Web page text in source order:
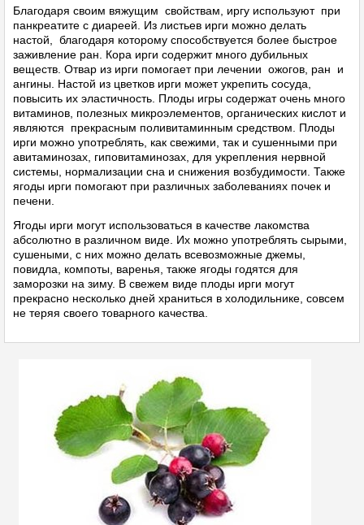
Благодаря своим вяжущим свойствам, иргу используют при
панкреатите с диареей. Из листьев ирги можно делать
настой, благодаря которому способствуется более быстрое
заживление ран. Кора ирги содержит много дубильных
веществ. Отвар из ирги помогает при лечении ожогов, ран и
ангины. Настой из цветков ирги может укрепить сосуда,
повысить их эластичность. Плоды игры содержат очень много
витаминов, полезных микроэлементов, органических кислот и
являются прекрасным поливитаминным средством. Плоды
ирги можно употреблять, как свежими, так и сушенными при
авитаминозах, гиповитаминозах, для укрепления нервной
системы, нормализации сна и снижения возбудимости. Также
ягоды ирги помогают при различных заболеваниях почек и
печени.
Ягоды ирги могут использоваться в качестве лакомства
абсолютно в различном виде. Их можно употреблять сырыми,
сушеными, с них можно делать всевозможные джемы,
повидла, компоты, варенья, также ягоды годятся для
заморозки на зиму. В свежем виде плоды ирги могут
прекрасно несколько дней храниться в холодильнике, совсем
не теряя своего товарного качества.